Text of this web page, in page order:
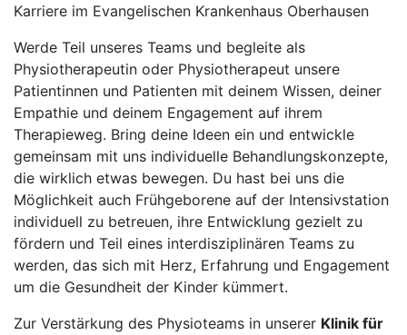
Karriere im Evangelischen Krankenhaus Oberhausen
Werde Teil unseres Teams und begleite als
Physiotherapeutin oder Physiotherapeut unsere
Patientinnen und Patienten mit deinem Wissen, deiner
Empathie und deinem Engagement auf ihrem
Therapieweg. Bring deine Ideen ein und entwickle
gemeinsam mit uns individuelle Behandlungskonzepte,
die wirklich etwas bewegen. Du hast bei uns die
Möglichkeit auch Frühgeborene auf der Intensivstation
individuell zu betreuen, ihre Entwicklung gezielt zu
fördern und Teil eines interdisziplinären Teams zu
werden, das sich mit Herz, Erfahrung und Engagement
um die Gesundheit der Kinder kümmert.
Zur Verstärkung des Physioteams in unserer Klinik für